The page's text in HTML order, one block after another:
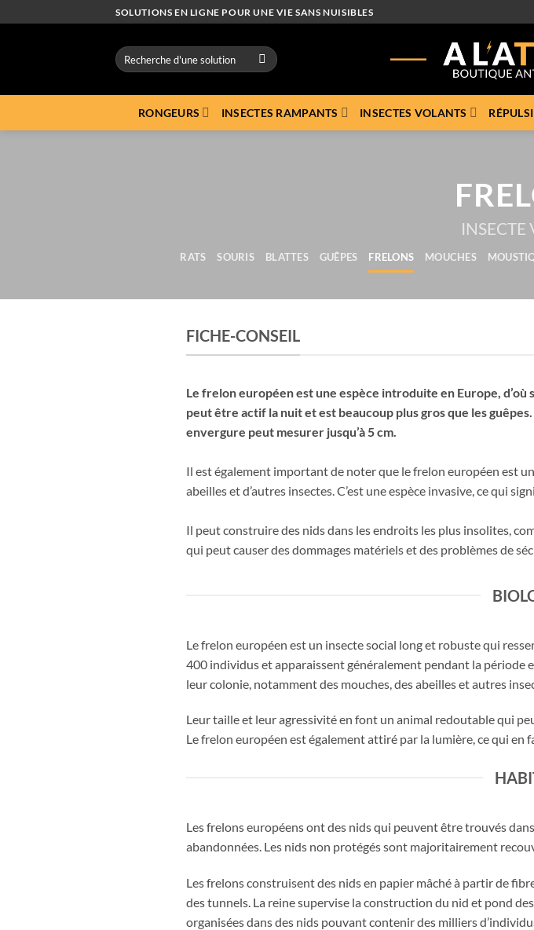
au
SOLUTIONS EN LIGNE POUR UNE VIE SANS NUISIBLES
Recherche
pour :
RONGEURS INSECTES RAMPANTS INSECTES VOLANTS
INSECTE
RATS SOURIS BLATTES GUÊPES FRELONS MOUCHES
FICHE-CONSEIL
Le frelon européen est une espèce introduite en Europe,
peut être actif la nuit et est beaucoup plus gros que les
envergure peut mesurer jusqu’à 5 cm.
Il est également important de noter que le frelon européen est
abeilles et d’autres insectes. C’est une espèce invasive, ce qui
Il peut construire des nids dans les endroits les plus insolites,
qui peut causer des dommages matériels et des problèmes de
Le frelon européen est un insecte social long et robuste qui
400 individus et apparaissent généralement pendant la période
leur colonie, notamment des mouches, des abeilles et autres
Leur taille et leur agressivité en font un animal redoutable qui
Le frelon européen est également attiré par la lumière, ce qui
Les frelons européens ont des nids qui peuvent être trouvés
abandonnées. Les nids non protégés sont majoritairement
Les frelons construisent des nids en papier mâché à partir de
des tunnels. La reine supervise la construction du nid et pond
organisées dans des nids pouvant contenir des milliers